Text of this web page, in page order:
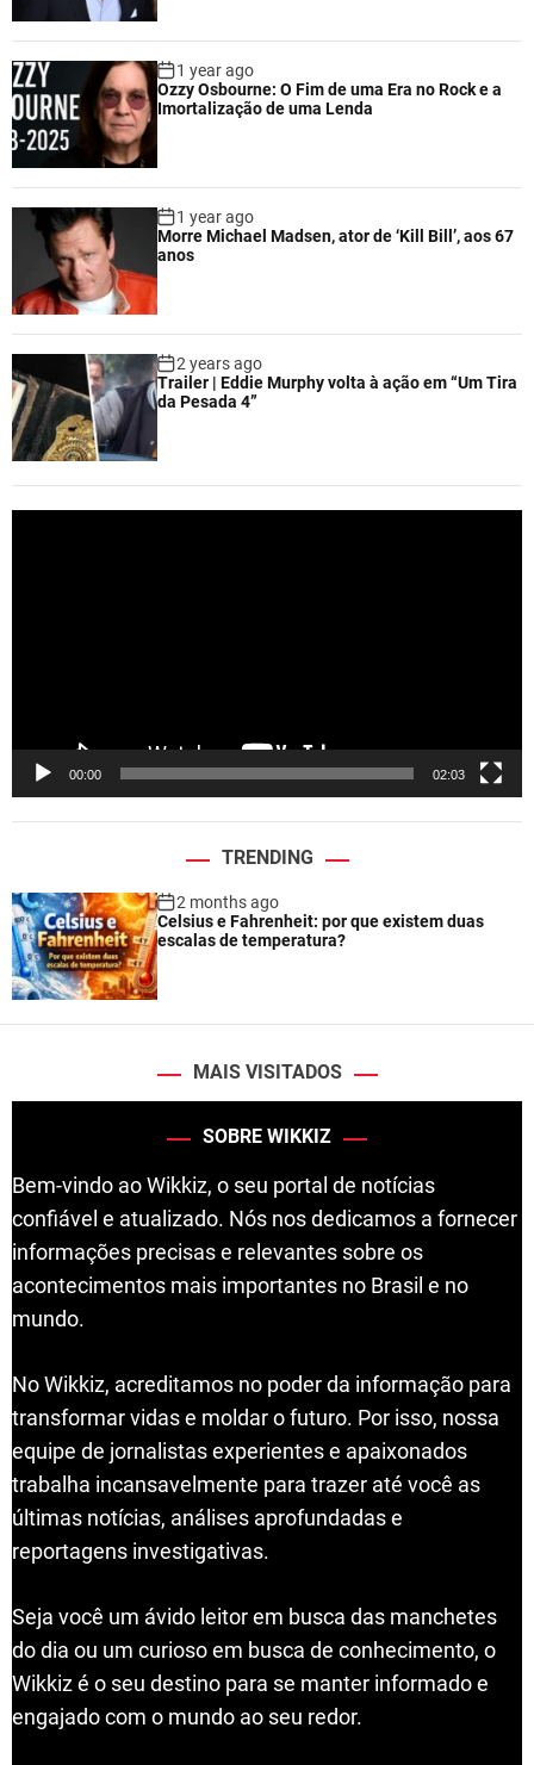
1 year ago
Ozzy Osbourne: O Fim de uma Era no Rock e a
Imortalização de uma Lenda
1 year ago
Morre Michael Madsen, ator de ‘Kill Bill’, aos 67
anos
2 years ago
Trailer | Eddie Murphy volta à ação em “Um Tira
da Pesada 4”
00:00 02:03
TRENDING
2 months ago
Celsius e Fahrenheit: por que existem duas
escalas de temperatura?
MAIS VISITADOS
SOBRE WIKKIZ
Bem-vindo ao Wikkiz, o seu portal de notícias
confiável e atualizado. Nós nos dedicamos a fornecer
informações precisas e relevantes sobre os
acontecimentos mais importantes no Brasil e no
mundo.
No Wikkiz, acreditamos no poder da informação para
transformar vidas e moldar o futuro. Por isso, nossa
equipe de jornalistas experientes e apaixonados
trabalha incansavelmente para trazer até você as
últimas notícias, análises aprofundadas e
reportagens investigativas.
Seja você um ávido leitor em busca das manchetes
do dia ou um curioso em busca de conhecimento, o
Wikkiz é o seu destino para se manter informado e
engajado com o mundo ao seu redor.